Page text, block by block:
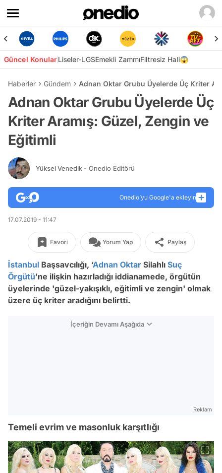
Güncel KonularLiseler-LGSEmekli ZammıFiltresiz Hali😱
Haberler Gündem Adnan Oktar Grubu Üyelerde Üç Kriter
Adnan Oktar Grubu Üyelerde Üç
Kriter Aramış: Güzel, Zengin ve
Eğitimli
Yüksel Venedik - Onedio Editörü
Onedio’yu Google'a ekleyin
17.07.2019 - 11:47
Favori Yorum Yap Paylaş
İstanbul Başsavcılığı, ‘Adnan Oktar Silahlı Suç
Örgütü’ne ilişkin hazırladığı iddianamede, örgütün
üyelerinde 'güzel-yakışıklı, eğitimli ve zengin' olmak
üzere üç kriter aradığını belirtti.
İçeriğin Devamı Aşağıda
Reklam
Temeli evrim ve masonluk karşıtlığı